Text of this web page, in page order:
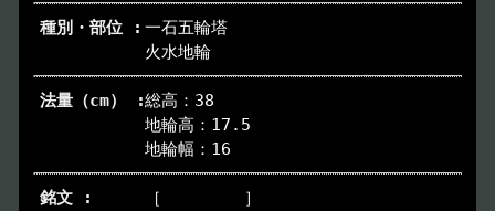
一石五輪塔
火水地輪
総高：38
地輪高：17.5
地輪幅：16
［ ］